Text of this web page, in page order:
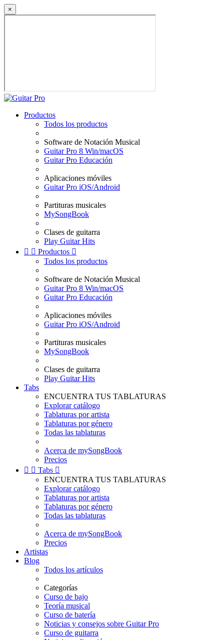
×
Productos
Todos los productos
Software de Notación Musical
Guitar Pro 8 Win/macOS
Guitar Pro Educación
Aplicaciones móviles
Guitar Pro iOS/Android
Partituras musicales
MySongBook
Clases de guitarra
Play Guitar Hits
  Productos 
Todos los productos
Software de Notación Musical
Guitar Pro 8 Win/macOS
Guitar Pro Educación
Aplicaciones móviles
Guitar Pro iOS/Android
Partituras musicales
MySongBook
Clases de guitarra
Play Guitar Hits
Tabs
ENCUENTRA TUS TABLATURAS
Explorar catálogo
Tablaturas por artista
Tablaturas por género
Todas las tablaturas
Acerca de mySongBook
Precios
  Tabs 
ENCUENTRA TUS TABLATURAS
Explorar catálogo
Tablaturas por artista
Tablaturas por género
Todas las tablaturas
Acerca de mySongBook
Precios
Artistas
Blog
Todos los artículos
Categorías
Curso de bajo
Teoría musical
Curso de batería
Noticias y consejos sobre Guitar Pro
Curso de guitarra